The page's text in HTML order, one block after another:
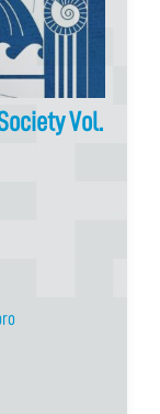
Vol.